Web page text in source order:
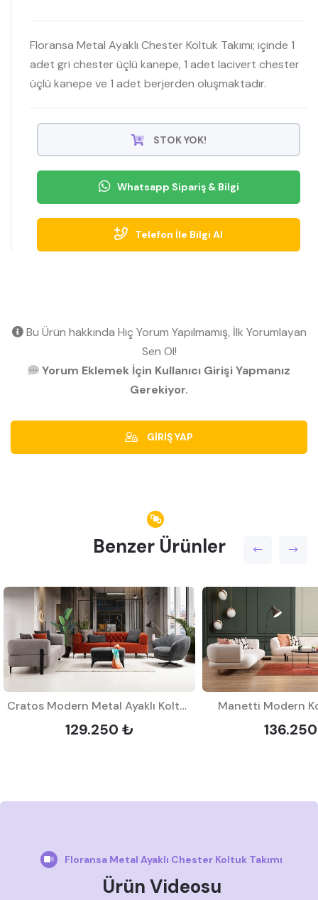
Floransa Metal Ayaklı Chester Koltuk Takımı; içinde 1
adet gri chester üçlü kanepe, 1 adet lacivert chester
üçlü kanepe ve 1 adet berjerden oluşmaktadır.
STOK YOK!
Whatsapp Sipariş & Bilgi
Telefon İle Bilgi Al
Bu Ürün hakkında Hiç Yorum Yapılmamış, İlk Yorumlayan
Sen Ol!
Yorum Eklemek İçin Kullanıcı Girişi Yapmanız
Gerekiyor.
GİRİŞ YAP
Benzer Ürünler
Cratos Modern Metal Ayaklı Koltuk Takımı
129.250 ₺
Manetti Modern
Floransa Metal Ayaklı Chester Koltuk Takımı
Ürün Videosu